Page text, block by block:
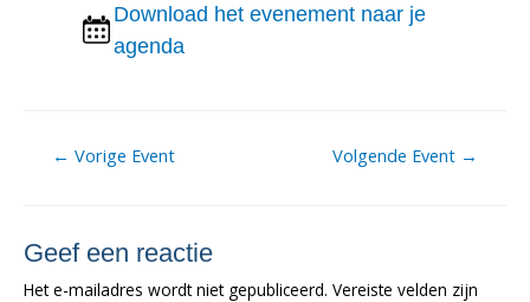
Download het evenement naar je
agenda
Berichtnavigatie
← Vorige Event Volgende Event →
Geef een reactie
Het e-mailadres wordt niet gepubliceerd. Vereiste velden zijn